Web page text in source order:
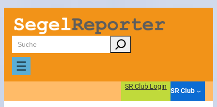
Zum
Inhalt
springen
Suchen
SR Club Login
SR Club